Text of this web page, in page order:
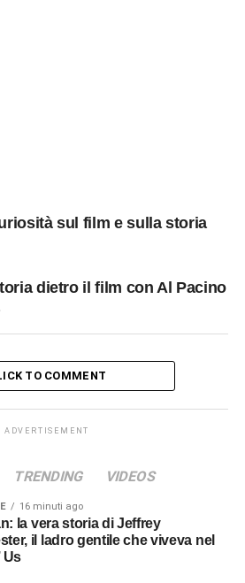
sul film e sulla storia
dietro il film con Al Pacino
TO COMMENT
ADVERTISEMENT
TRENDING VIDEOS
16 minuti ago
il ladro gentile che viveva nel
Us